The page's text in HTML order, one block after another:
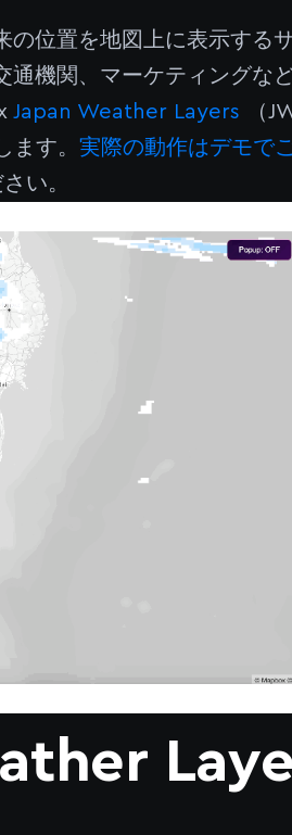
の位置を地図上に表示する
通機関、マーケティングな
Japan Weather Layers （
ます。実際の動作はデモで
い。